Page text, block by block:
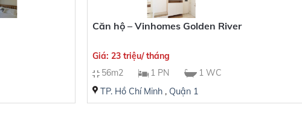
Căn hộ – Vinhomes Golden River
Giá: 23 triệu/ tháng
56m2
1 PN
1 WC
TP. Hồ Chí Minh, Quận 1